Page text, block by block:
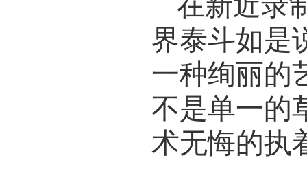
界泰斗如是
一种绚丽的
不是单一的
术无悔的执